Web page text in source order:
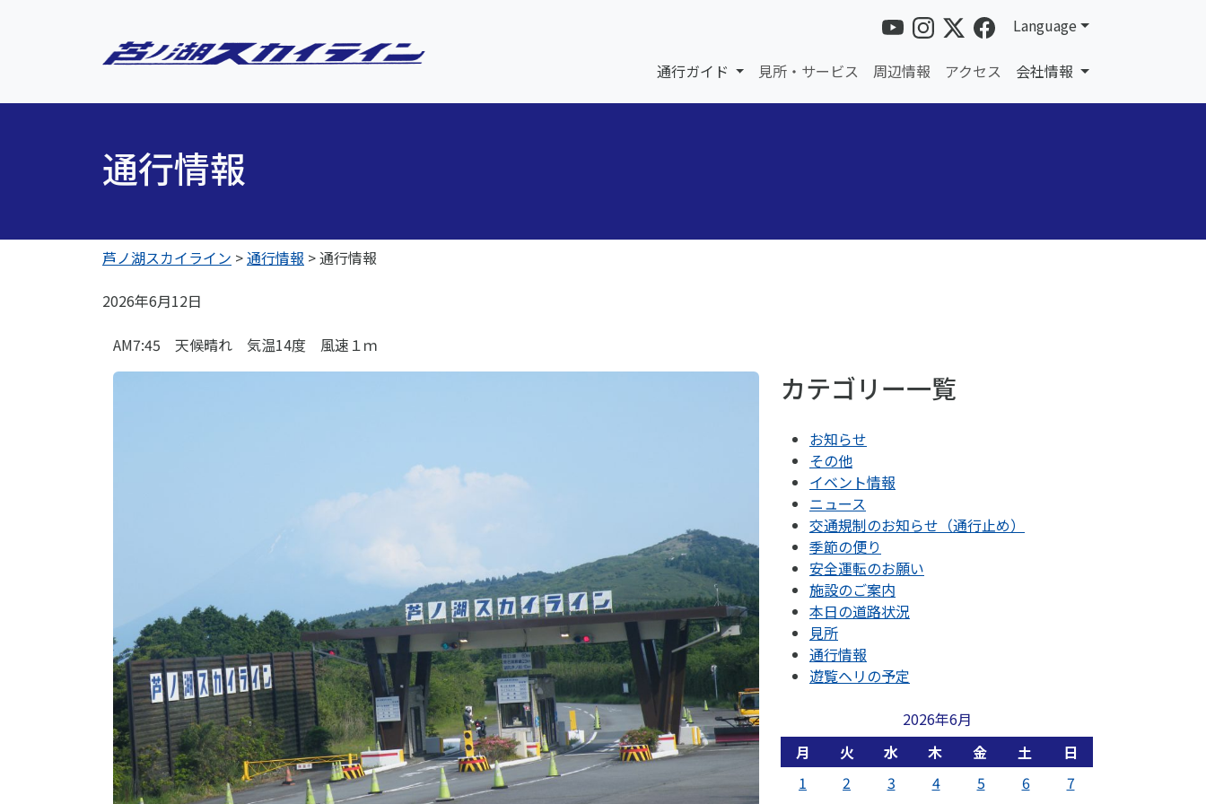
Language
通行ガイド 見所・サービス 周辺情報 アクセス 会社情報
通行情報
芦ノ湖スカイライン >通行情報 >通行情報
2026年6月12日
AM7:45 天候晴れ 気温14度 風速１ｍ
カテゴリー一覧
お知らせ
その他
イベント情報
ニュース
交通規制のお知らせ（通行止め）
季節の便り
安全運転のお願い
施設のご案内
本日の道路状況
見所
通行情報
遊覧ヘリの予定
2026年6月
月
火 水 木 金 土
日
1
2 3 4 5 6
7